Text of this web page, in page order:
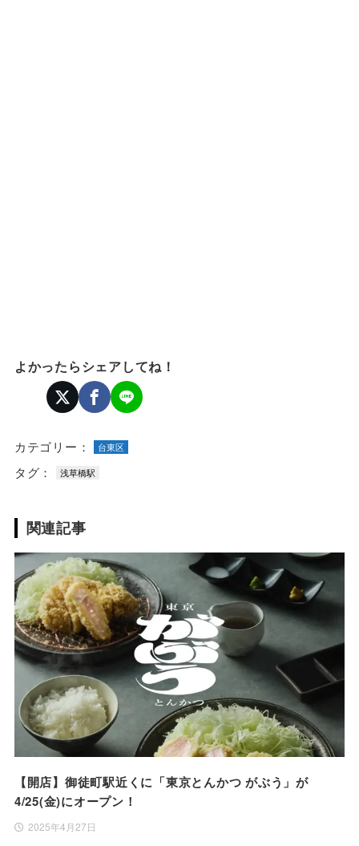
よかったらシェアしてね！
カテゴリー： 台東区
タグ： 浅草橋駅
関連記事
【開店】御徒町駅近くに「東京とんかつ がぶう」が
4/25(金)にオープン！
2025年4月27日